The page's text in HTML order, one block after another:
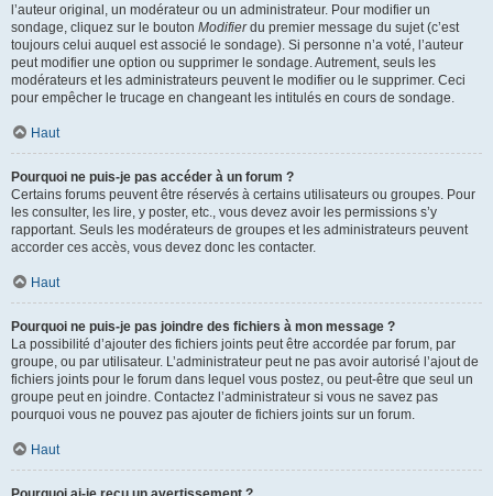
l’auteur original, un modérateur ou un administrateur. Pour modifier un
sondage, cliquez sur le bouton Modifierdu premier message du sujet (c’est
toujours celui auquel est associé le sondage). Si personne n’a voté, l’auteur
peut modifier une option ou supprimer le sondage. Autrement, seuls les
modérateurs et les administrateurs peuvent le modifier ou le supprimer. Ceci
pour empêcher le trucage en changeant les intitulés en cours de sondage.
Haut
Pourquoi ne puis-je pas accéder à un forum ?
Certains forums peuvent être réservés à certains utilisateurs ou groupes. Pour
les consulter, les lire, y poster, etc., vous devez avoir les permissions s’y
rapportant. Seuls les modérateurs de groupes et les administrateurs peuvent
accorder ces accès, vous devez donc les contacter.
Haut
Pourquoi ne puis-je pas joindre des fichiers à mon message ?
La possibilité d’ajouter des fichiers joints peut être accordée par forum, par
groupe, ou par utilisateur. L’administrateur peut ne pas avoir autorisé l’ajout de
fichiers joints pour le forum dans lequel vous postez, ou peut-être que seul un
groupe peut en joindre. Contactez l’administrateur si vous ne savez pas
pourquoi vous ne pouvez pas ajouter de fichiers joints sur un forum.
Haut